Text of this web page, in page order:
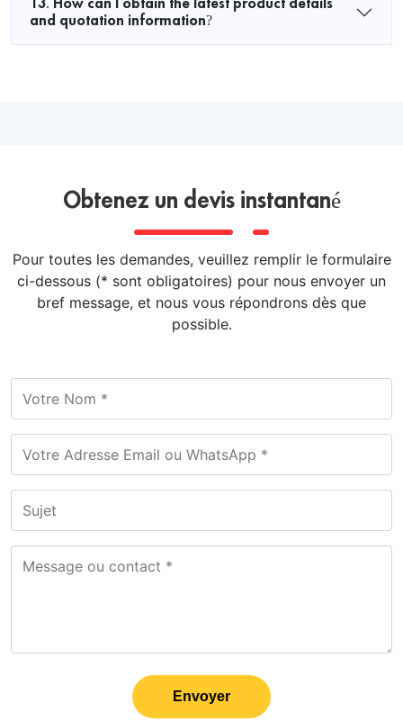
13. How can I obtain the latest product details
and quotation information?
Obtenez un devis instantané
Pour toutes les demandes, veuillez remplir le formulaire
ci-dessous (* sont obligatoires) pour nous envoyer un
bref message, et nous vous répondrons dès que
possible.
Envoyer